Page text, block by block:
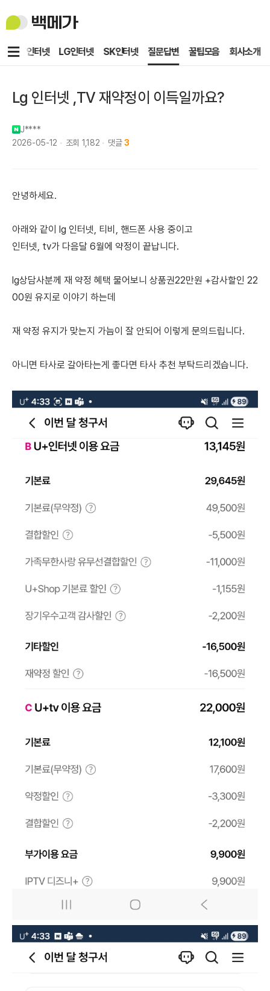
백
메
KT인터넷 LG인터넷 SK인터넷 질문답변 꿀팁모음 회사소개
메
Lg 인터넷 ,TV 재약정이 이득일까요?
J****
2026-05-12
조회 1,182 댓글 3
안녕하세요.
아래와 같이 lg 인터넷, 티비, 핸드폰 사용 중이고
인터넷, tv가 다음달 6월에 약정이 끝납니다.
lg상담사분께 재 약정 혜택 물어보니 상품권22만원 +감사할인 22
00원 유지로 이야기 하는데
재 약정 유지가 맞는지 가늠이 잘 안되어 이렇게 문의드립니다.
아니면 타사로 갈아타는게 좋다면 타사 추천 부탁드리겠습니다.